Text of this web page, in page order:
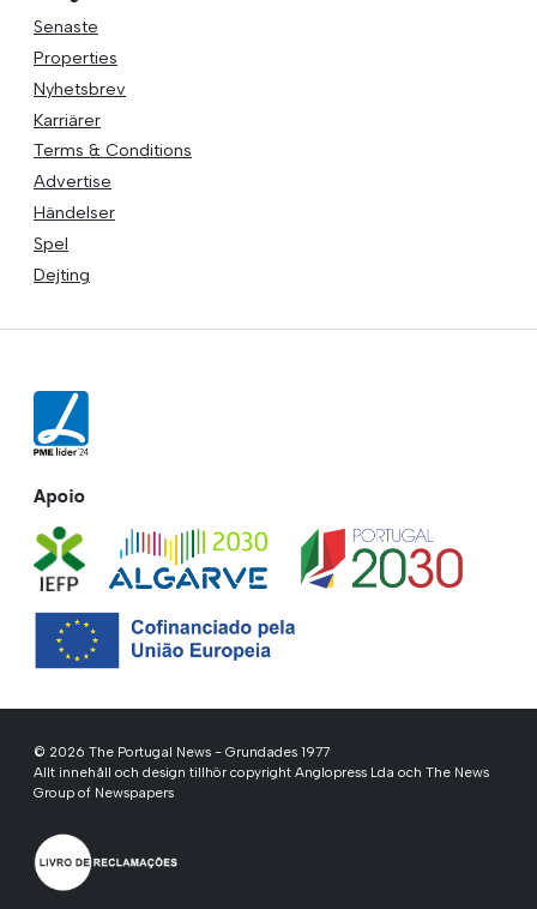
Senaste
Properties
Nyhetsbrev
Karriärer
Terms & Conditions
Advertise
Händelser
Spel
Dejting
Apoio
© 2026 The Portugal News - Grundades 1977
Allt innehåll och design tillhör copyright Anglopress Lda och The News
Group of Newspapers